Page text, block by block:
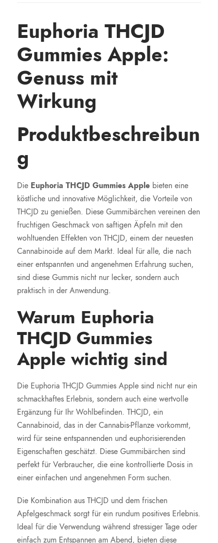
Euphoria THCJD
Gummies Apple:
Genuss mit
Wirkung
Produktbeschreibun
g
Die Euphoria THCJD Gummies Apple bieten eine
köstliche und innovative Möglichkeit, die Vorteile von
THCJD zu genießen. Diese Gummibärchen vereinen den
fruchtigen Geschmack von saftigen Äpfeln mit den
wohltuenden Effekten von THCJD, einem der neuesten
Cannabinoide auf dem Markt. Ideal für alle, die nach
einer entspannten und angenehmen Erfahrung suchen,
sind diese Gummis nicht nur lecker, sondern auch
praktisch in der Anwendung.
Warum Euphoria
THCJD Gummies
Apple wichtig sind
Die Euphoria THCJD Gummies Apple sind nicht nur ein
schmackhaftes Erlebnis, sondern auch eine wertvolle
Ergänzung für Ihr Wohlbefinden. THCJD, ein
Cannabinoid, das in der Cannabis-Pflanze vorkommt,
wird für seine entspannenden und euphorisierenden
Eigenschaften geschätzt. Diese Gummibärchen sind
perfekt für Verbraucher, die eine kontrollierte Dosis in
einer einfachen und angenehmen Form suchen.
Die Kombination aus THCJD und dem frischen
Apfelgeschmack sorgt für ein rundum positives Erlebnis.
Ideal für die Verwendung während stressiger Tage oder
einfach zum Entspannen am Abend, bieten diese